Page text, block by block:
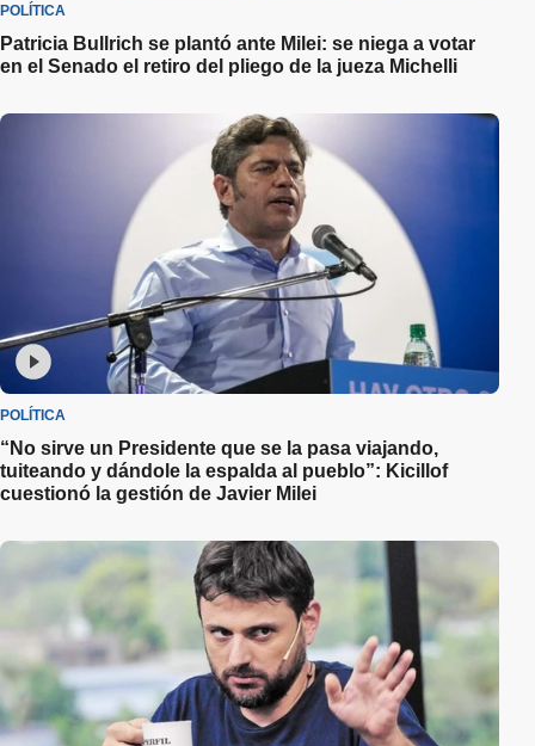
POLÍTICA
Patricia Bullrich se plantó ante Milei: se niega a votar
en el Senado el retiro del pliego de la jueza Michelli
POLÍTICA
“No sirve un Presidente que se la pasa viajando,
tuiteando y dándole la espalda al pueblo”: Kicillof
cuestionó la gestión de Javier Milei